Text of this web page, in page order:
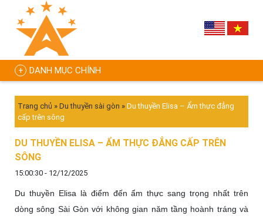
DANH MỤC CHÍNH
Trang chủ » Du thuyền sài gòn » Du thuyền Elisa – Ẩm thực đẳng
cấp trên sông
DU THUYỀN ELISA – ẨM THỰC ĐẲNG CẤP TRÊN
SÔNG
15:00:30 - 12/12/2025
Du thuyền Elisa là điểm đến ẩm thực sang trọng nhất trên
dòng sông Sài Gòn với không gian năm tầng hoành tráng và